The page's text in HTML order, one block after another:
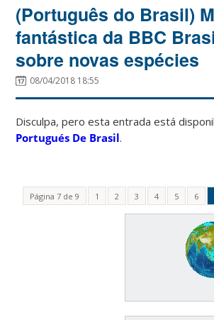
(Português do Brasil)
fantástica da BBC
sobre novas espécies
08/04/2018 18:55
Disculpa, pero esta entrada está
Portugués De Brasil.
Página 7 de 9 1 2 3 4 5 6